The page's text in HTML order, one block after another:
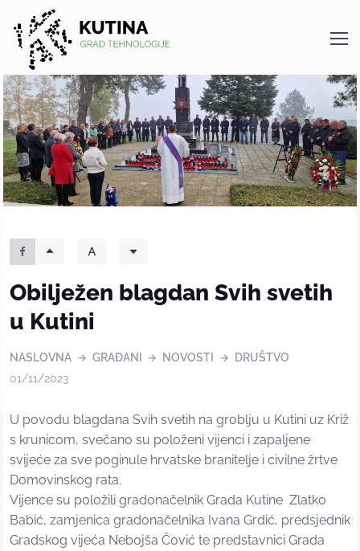
Kutina
Obilježen blagdan Svih svetih
u Kutini
NASLOVNA GRAĐANI NOVOSTI
DRUŠTVO
01/11/2023
U povodu blagdana Svih svetih na groblju u Kutini uz Križ
s krunicom, svečano su položeni vijenci i zapaljene
svijeće za sve poginule hrvatske branitelje i civilne žrtve
Domovinskog rata.
Vijence su položili gradonačelnik Grada Kutine Zlatko
Babić, zamjenica gradonačelnika Ivana Grdić, predsjednik
Gradskog vijeća Nebojša Čović te predstavnici Grada